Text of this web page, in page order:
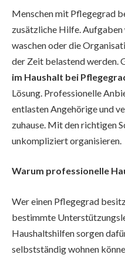
Menschen mit Pflegegrad
zusätzliche Hilfe. Aufgaben
waschen oder die
der Zeit belastend werden.
im Haushalt bei
Lösung. Professionelle
entlasten Angehörige und
zuhause. Mit den richtigen
unkompliziert organisieren.
Warum professionelle
Wer einen Pflegegrad
bestimmte
Haushaltshilfen sorgen
selbstständig wohnen